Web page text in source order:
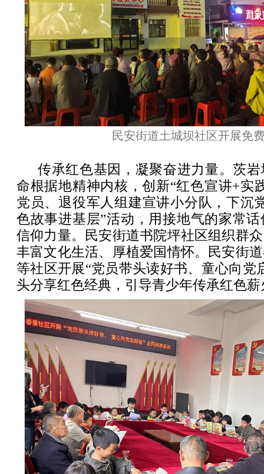
民安街道土城坝社区开展免
传承红色基因，凝聚奋进力量。茨
命根据地精神内核，创新“红色宣讲+实
党员、退役军人组建宣讲小分队，下沉
色故事进基层”活动，用接地气的家常
信仰力量。民安街道书院坪社区组织群
丰富文化生活、厚植爱国情怀。民安街
等社区开展“党员带头读好书、童心向党
头分享红色经典，引导青少年传承红色